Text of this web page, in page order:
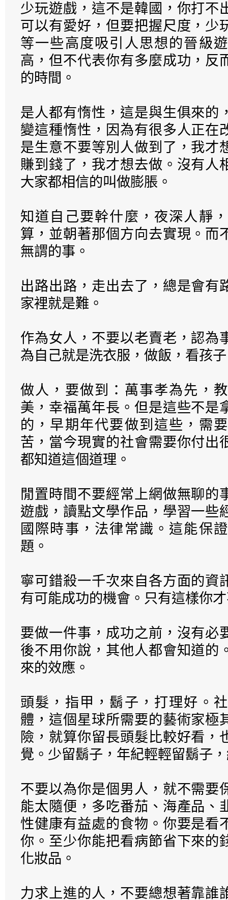
少玩遊戲，這不是韓國，你打不
可以有愛好，但要把握尺度，少
等一些高度吸引人思想的晉級
高，但不代表你有多麼成功，反
的時間。
是人都有惰性，這是與生俱來的
變這種惰性，因為有很多人正在
是生意不要等別人做到了，我才
賺到錢了，我才想去做。沒有人
大家都相信的叫做膨脹。
知道自己要幹什麼，夜深人靜
算，並朝著那個方向去實現。而
無謂的事。
出路出路，走出去了，總是會有
家裡就是難。
作為女人，不要以老賣老，認為
為自己就是洗衣服，做飯，看孩
做人，要做到：萬事孝為先，
美，幸福萬年長。但是這些不是
的，早期年代要做到這些，需
苦，當今現實的社會需要你付出
都知道這個道理。
閒置時間不要經常上網做無聊的
遊戲，讀點文學作品，學習一些
國際時事，法律常識。這能保
題。
寧可錯殺一千次來自各方面的資
有可能成功的機會。只有這樣你
要做一件事，成功之前，沒有必
後不用你說，其他人都會知道的
來的效應。
頭髮，指甲，鬍子，打理好。
體，這個星球所需要的藝術家極
險，就算你留長頭髮比較好看，
覺。少留鬍子，年紀輕輕留鬍子
不要以為你是個男人，就不需要
能太隨便，多吃番茄、海產品、
性健康有益處的食物。你要是看
你。至少你能把看病節省下來的
化妝品。
力求上進的人，不要總想著靠誰